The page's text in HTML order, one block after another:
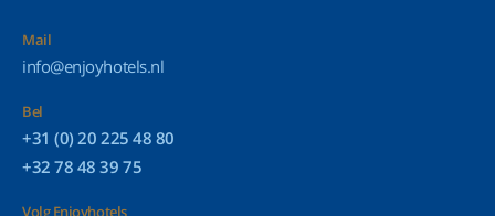
Mail
info@enjoyhotels.nl
Bel
+31 (0) 20 225 48 80
+32 78 48 39 75
Volg Enjoyhotels